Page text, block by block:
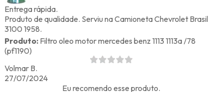
Entrega rápida.
Produto de qualidade. Serviu na Camioneta Chevrolet Brasil
3100 1958.
Produto:Filtro oleo motor mercedes benz 1113 1113a /78
(pf1190)
Volmar B.
27/07/2024
Eu recomendo esse produto.